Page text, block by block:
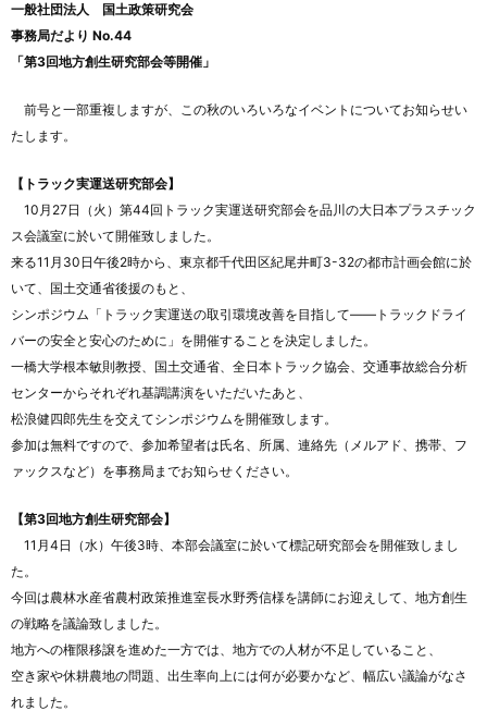
一般社団法人 国土政策研究会
事務局だより No.44
「第3回地方創生研究部会等開催」
前号と一部重複しますが、この秋のいろいろなイベントについてお知らせい
たします。
【トラック実運送研究部会】
10月27日（火）第44回トラック実運送研究部会を品川の大日本プラスチック
ス会議室に於いて開催致しました。
来る11月30日午後2時から、東京都千代田区紀尾井町3-32の都市計画会館に於
いて、国土交通省後援のもと、
シンポジウム「トラック実運送の取引環境改善を目指して――トラックドライ
バーの安全と安心のために」を開催することを決定しました。
一橋大学根本敏則教授、国土交通省、全日本トラック協会、交通事故総合分析
センターからそれぞれ基調講演をいただいたあと、
松浪健四郎先生を交えてシンポジウムを開催致します。
参加は無料ですので、参加希望者は氏名、所属、連絡先（メルアド、携帯、フ
ァックスなど）を事務局までお知らせください。
【第3回地方創生研究部会】
11月4日（水）午後3時、本部会議室に於いて標記研究部会を開催致しまし
た。
今回は農林水産省農村政策推進室長水野秀信様を講師にお迎えして、地方創生
の戦略を議論致しました。
地方への権限移譲を進めた一方では、地方での人材が不足していること、
空き家や休耕農地の問題、出生率向上には何が必要かなど、幅広い議論がなさ
れました。